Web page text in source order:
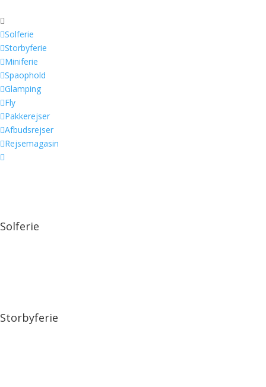

Solferie
Storbyferie
Miniferie
Spaophold
Glamping
Fly
Pakkerejser
Afbudsrejser
Rejsemagasin

Solferie
Storbyferie